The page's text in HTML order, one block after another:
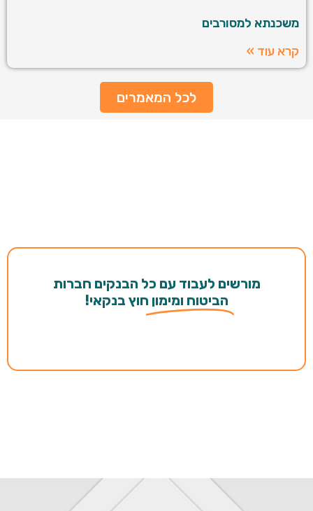
משכנתא למסורבים
קרא עוד »
לכל המאמרים
מורשים לעבוד עם כל הבנקים חברות
הביטוח ומימון חוץ בנקאי!